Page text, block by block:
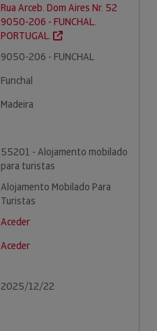
Rua Arceb. Dom Aires Nr. 52
9050-206 - FUNCHAL.
PORTUGAL.
9050-206 - FUNCHAL
Funchal
Madeira
55201 - Alojamento mobilado
para turistas
Alojamento Mobilado Para
Turistas
Aceder
Aceder
2025/12/22